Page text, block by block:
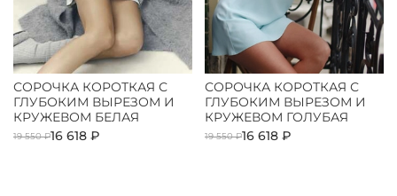
СОРОЧКА КОРОТКАЯ С
ГЛУБОКИМ ВЫРЕЗОМ И
КРУЖЕВОМ БЕЛАЯ
19 550 ₽16 618 ₽
СОРОЧКА КОРОТКАЯ С
ГЛУБОКИМ ВЫРЕЗОМ И
КРУЖЕВОМ ГОЛУБАЯ
19 550 ₽16 618 ₽